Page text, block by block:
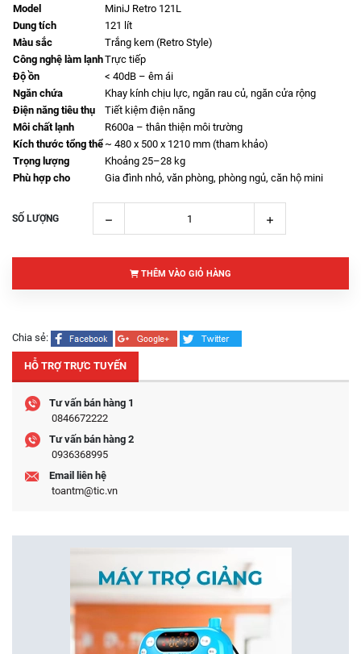
Model
MiniJ Retro 121L
Dung tích
121 lít
Màu sắc
Trắng kem (Retro Style)
Công nghệ làm lạnhTrực tiếp
Độ ồn
< 40dB – êm ái
Ngăn chứa
Khay kính chịu lực, ngăn rau củ, ngăn cửa rộng
Điện năng tiêu thụ
Tiết kiệm điện năng
Môi chất lạnh
R600a – thân thiện môi trường
Kích thước tổng thể ~ 480 x 500 x 1210 mm (tham khảo)
Trọng lượng
Khoảng 25–28 kg
Phù hợp cho
Gia đình nhỏ, văn phòng, phòng ngủ, căn hộ mini
SỐ LƯỢNG
THÊM VÀO GIỎ HÀNG
Chia sẻ:
HỖ TRỢ TRỰC TUYẾN
Tư vấn bán hàng 1
0846672222
Tư vấn bán hàng 2
0936368995
Email liên hệ
toantm@tic.vn